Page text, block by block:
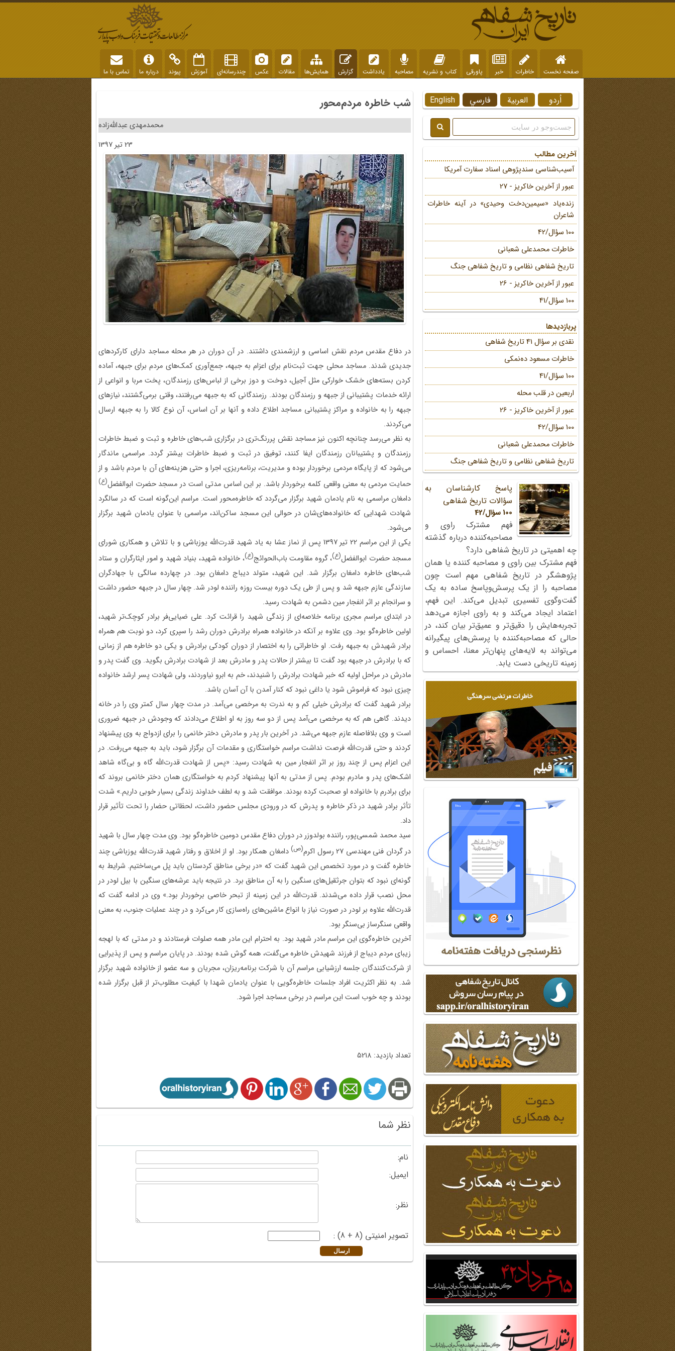
صفحه نخست خاطرات خبر پاورقی کتاب و نشریه مصاحبه یادداشت گزارش همایش‌ها مقالات عکس چندرسانه‌ای آموزش پیوند درباره ما تماس با ما
شب خاطره مردم‌محور
محمدمهدی عبدالله‌زاده
23 تیر 1397
در دفاع مقدس مردم نقش اساسی و ارزشمندی داشتند. در آن دوران در هر محله مساجد دارای کارکردهای
جدیدی شدند. مساجد محلی جهت ثبت‌نام برای اعزام به جبهه، جمع‌آوری کمک‌های مردم برای جبهه، آماده
کردن بسته‌های خشک خوارکی مثل آجیل، دوخت و دوز برخی از لباس‌های رزمندگان، پخت مربا و انواعی از
ارائه خدمات پشتیبانی از جبهه و رزمندگان بودند. رزمندگانی که به جبهه می‌رفتند، وقتی برمی‌گشتند، نیازهای
جبهه را به خانواده و مراکز پشتیبانی مساجد اطلاع داده و آنها بر آن اساس، آن نوع کالا را به جبهه ارسال
می‌کردند.
به نظر می‌رسد چنانچه اکنون نیز مساجد نقش پررنگ‌تری در برگزاری شب‌های خاطره و ثبت و ضبط خاطرات
رزمندگان و پشتیبانان رزمندگان ایفا کنند، توفیق در ثبت و ضبط خاطرات بیشتر گردد. مراسمی ماندگار
می‌شود که از پایگاه مردمی برخوردار بوده و مدیریت، برنامه‌ریزی، اجرا و حتی هزینه‌های آن با مردم باشد و از
حمایت مردمی به معنی واقعی کلمه برخوردار باشد. بر این اساس مدتی است در مسجد حضرت ابوالفضل(ع)
دامغان مراسمی به نام یادمان شهید برگزار می‌گردد که خاطره‌محور است. مراسم این‌گونه است که در سالگرد
شهادت شهدایی که خانواده‌های‌شان در حوالی این مسجد ساکن‌اند، مراسمی با عنوان یادمان شهید برگزار
می‌شود.
یکی از این مراسم 22 تیر 1397 پس از نماز عشا به یاد شهید قدرت‌الله یوزباشی و با تلاش و همکاری شورای
مسجد حضرت ابوالفضل(ع)، گروه مقاومت باب‌الحوائج(ع)، خانواده شهید، بنیاد شهید و امور ایثارگران و ستاد
شب‌های خاطره دامغان برگزار شد. این شهید، متولد دیباج دامغان بود. در چهارده سالگی با جهادگران
سازندگی عازم جبهه شد و پس از طی یک دوره بیست روزه راننده لودر شد. چهار سال در جبهه حضور داشت
و سرانجام بر اثر انفجار مین دشمن به شهادت رسید.
در ابتدای مراسم مجری برنامه خلاصه‌ای از زندگی شهید را قرائت کرد. علی ضیایی‌فر برادر کوچک‌تر شهید،
اولین خاطره‌گو بود. وی علاوه بر آنکه در خانواده همراه برادرش دوران رشد را سپری کرد، دو نوبت هم همراه
برادر شهیدش به جبهه رفت. او خاطراتی را به اختصار از دوران کودکی برادرش و یکی دو خاطره هم از زمانی
که با برادرش در جبهه بود گفت تا بیشتر از حالات پدر و مادرش بعد از شهادت برادرش بگوید. وی گفت پدر و
مادرش در مراحل اولیه که خبر شهادت برادرش را شنیدند، خم به ابرو نیاوردند، ولی شهادت پسر ارشد خانواده
چیزی نبود که فراموش شود یا داغی نبود که کنار آمدن با آن آسان باشد.
برادر شهید گفت که برادرش خیلی کم و به ندرت به مرخصی می‌آمد. در مدت چهار سال کمتر وی را در خانه
دیدند. گاهی هم که به مرخصی می‌آمد پس از دو سه روز به او اطلاع می‌دادند که وجودش در جبهه ضروری
است و وی بلافاصله عازم جبهه می‌شد. در آخرین بار پدر و مادرش دختر خانمی را برای ازدواج به وی پیشنهاد
کردند و حتی قدرت‌الله فرصت نداشت مراسم خواستگاری و مقدمات آن برگزار شود، باید به جبهه می‌رفت. در
این اعزام پس از چند روز بر اثر انفجار مین به شهادت رسید: «پس از شهادت قدرت‌الله گاه و بی‌گاه شاهد
اشک‌های پدر و مادرم بودم. پس از مدتی به آنها پیشنهاد کردم به خواستگاری همان دختر خانمی بروند که
برای برادرم با خانواده او صحبت کرده بودند. موافقت شد و به لطف خداوند زندگی بسیار خوبی داریم.» شدت
تأثر برادر شهید در ذکر خاطره و پدرش که در ورودی مجلس حضور داشت، لحظاتی حضار را تحت تأثیر قرار
داد.
سید محمد شمسی‌پور، راننده بولدوزر در دوران دفاع مقدس دومین خاطره‌گو بود. وی مدت چهار سال با شهید
در گردان فنی مهندسی 27 رسول اکرم
(ص) دامغان همکار بود. او از اخلاق و رفتار شهید قدرت‌الله یوزباشی چند
خاطره گفت و در مورد تخصص این شهید گفت که «در برخی مناطق کردستان باید پل می‌ساختیم. شرایط به
گونه‌ای نبود که بتوان جرثقیل‌های سنگین را به آن مناطق برد. در نتیجه باید عرشه‌های سنگین با بیل لودر در
محل نصب قرار داده می‌شدند. قدرت‌الله در این زمینه از تبحر خاصی برخوردار بود.» وی در ادامه گفت که
قدرت‌الله علاوه بر لودر در صورت نیاز با انواع ماشین‌های راه‌سازی کار می‌کرد و در چند عملیات جنوب، به معنی
واقعی سنگرساز بی‌سنگر بود.
آخرین خاطره‌گوی این مراسم مادر شهید بود. به احترام این مادر همه صلوات فرستادند و در مدتی که با لهجه
زیبای مردم دیباج از فرزند شهیدش خاطره می‌گفت، همه گوش شده بودند. در پایان مراسم و پس از پذیرایی
از شرکت‌کنندگان جلسه ارزشیابی مراسم آن با شرکت برنامه‌ریزان، مجریان و سه عضو از خانواده شهید برگزار
شد. به نظر اکثریت افراد جلسات خاطره‌گویی با عنوان یادمان شهدا با کیفیت مطلوب‌تر از قبل برگزار شده
بودند و چه خوب است این مراسم در برخی مساجد اجرا شود.
تعداد بازدید: 5218
نظر شما
نام:
ایمیل:
نظر:
تصویر امنیتی (8 + 8) :
English فارسي العربية اُردو
آخرین مطالب
آسیب‌شناسی سندپژوهی اسناد سفارت آمریکا
عبور از آخرین خاکریز - 27
زنده‌یاد «سیمین‌دخت وحیدی» در آینه خاطرات
شاعران
100 سؤال/42
خاطرات محمد‌علی شعبانی
تاریخ شفاهی نظامی و تاریخ شفاهی جنگ
عبور از آخرین خاکریز - 26
100 سؤال/41
پربازدیدها
نقدی بر سؤال 41 تاریخ شفاهی
خاطرات مسعود ده‌نمکی
100 سؤال/41
اربعین در قلب محله
عبور از آخرین خاکریز - 26
100 سؤال/42
خاطرات محمد‌علی شعبانی
تاریخ شفاهی نظامی و تاریخ شفاهی جنگ
پاسخ کارشناسان به
سؤالات تاریخ شفاهی
100 سؤال/42
فهم مشترک راوی و
مصاحبه‌کننده درباره گذشته
چه اهمیتی در تاریخ شفاهی دارد؟
فهم مشترک بین راوی و مصاحبه کننده یا همان
پژوهشگر در تاریخ شفاهی مهم است چون
مصاحبه را از یک پرسش‌وپاسخ ساده به یک
گفت‌وگوی تفسیری تبدیل می‌کند. این فهم،
اعتماد ایجاد می‌کند و به راوی اجازه می‌دهد
تجربه‌هایش را دقیق‌تر و عمیق‌تر بیان کند، در
حالی که مصاحبه‌کننده با پرسش‌های پیگیرانه
می‌تواند به لایه‌های پنهان‌تر معنا، احساس و
زمینه تاریخی دست یابد.